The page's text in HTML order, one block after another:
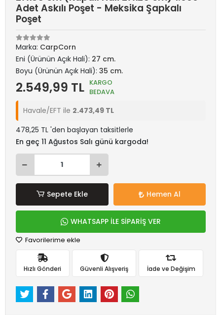
Adet Askılı Poşet - Meksika Şapkalı
Poşet
Marka: CarpCorn
Eni (Ürünün Açık Hali): 27 cm.
Boyu (Ürünün Açık Hali): 35 cm.
2.549,99 TL KARGO
BEDAVA
Havale/EFT ile 2.473,49 TL
478,25 TL 'den başlayan taksitlerle
En geç 11 Ağustos Salı günü kargoda!
Sepete Ekle Hemen Al
WHATSAPP İLE SİPARİŞ VER
Favorilerime ekle
Hızlı Gönderi Güvenli Alışveriş İade ve Değişim